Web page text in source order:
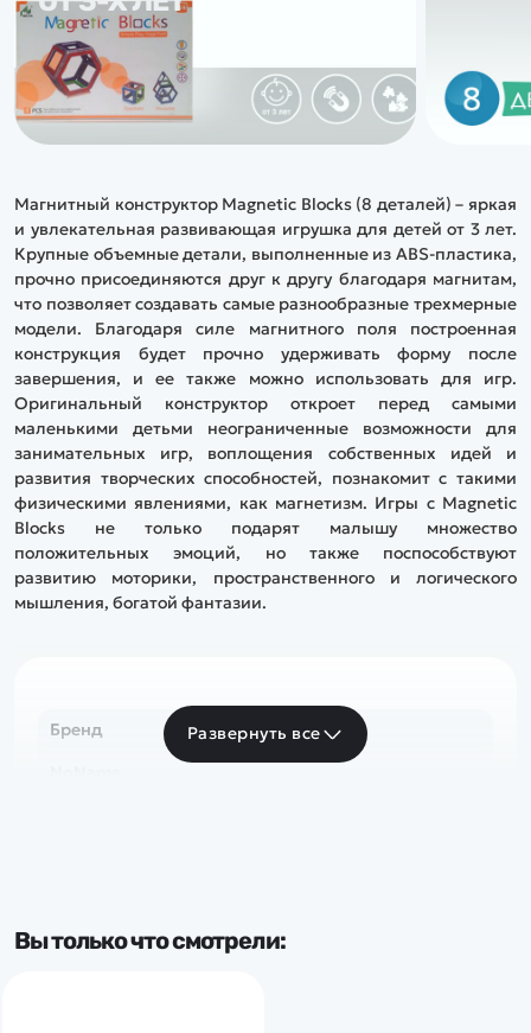
Магнитный конструктор Magnetic Blocks (8 деталей) – яркая
и увлекательная развивающая игрушка для детей от 3 лет.
Крупные объемные детали, выполненные из ABS-пластика,
прочно присоединяются друг к другу благодаря магнитам,
что позволяет создавать самые разнообразные трехмерные
модели. Благодаря силе магнитного поля построенная
конструкция будет прочно удерживать форму после
завершения, и ее также можно использовать для игр.
Оригинальный конструктор откроет перед самыми
маленькими детьми неограниченные возможности для
занимательных игр, воплощения собственных идей и
развития творческих способностей, познакомит с такими
физическими явлениями, как магнетизм. Игры с Magnetic
Blocks не только подарят малышу множество
положительных эмоций, но также поспособствуют
развитию моторики, пространственного и логического
мышления, богатой фантазии.
Бренд
Развернуть все
Вы только что смотрели: